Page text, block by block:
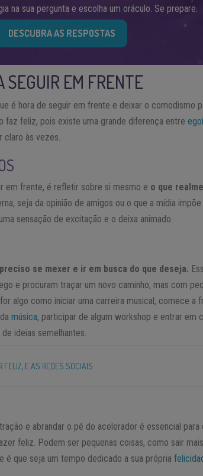
na sua pergunta e escolha um oráculo. Se prepare.
DESCUBRA AS RESPOSTAS
EM FRENTE
é hora de seguir em frente e deixar o comodismo
faz feliz, pois existe uma grande diferença entre
claro às vezes.
em frente, é refletir sobre si mesmo e o que
seja da opinião de amigos ou o que a mídia
sensação de excitação e o deixa animado.
se mexer e ir em busca do que deseja.
e procuram traçar um novo caminho, mas com
algo como iniciar uma carreira musical, comece a
damúsica, participar de algum workshop e entrar em
ideias semelhantes.
FELIZ, E AS REDES SOCIAIS
e abrandar o pé do acelerador é essencial
feliz. Podem ser pequenas coisas, como sair
é que seja um tempo dedicado a sua própria